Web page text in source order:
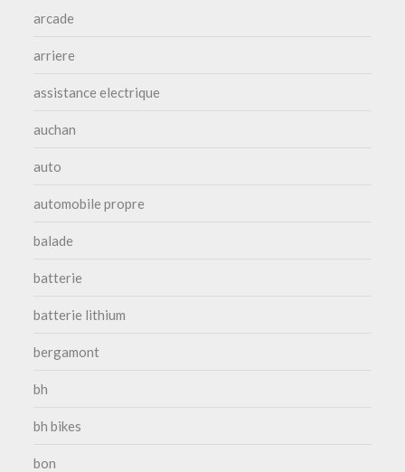
arcade
arriere
assistance electrique
auchan
auto
automobile propre
balade
batterie
batterie lithium
bergamont
bh
bh bikes
bon